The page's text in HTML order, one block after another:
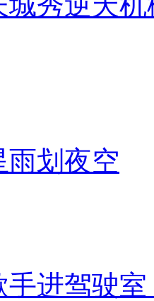
雨划夜空
手进驾驶